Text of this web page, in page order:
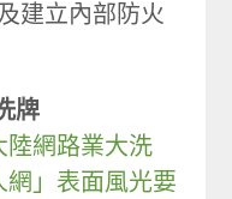
建立內部防火
牌
陸網路業大洗
」表面風光要